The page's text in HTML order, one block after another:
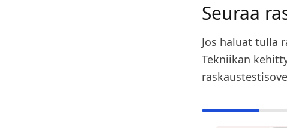
Seuraa
Jos haluat tulla
Tekniikan